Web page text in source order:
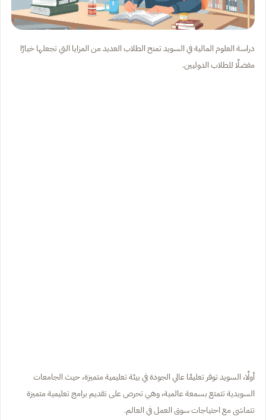
دراسة العلوم المالية في السويد تمنح الطلاب العديد من المزايا التي تجعلها خيارًا
مفضلًا للطلاب الدوليين.
أولًا، السويد توفر تعليمًا عالي الجودة في بيئة تعليمية متميزة، حيث الجامعات
السويدية تتمتع بسمعة عالمية، وهي تحرص على تقديم برامج تعليمية متميزة
تتماشى مع احتياجات سوق العمل في العالم.